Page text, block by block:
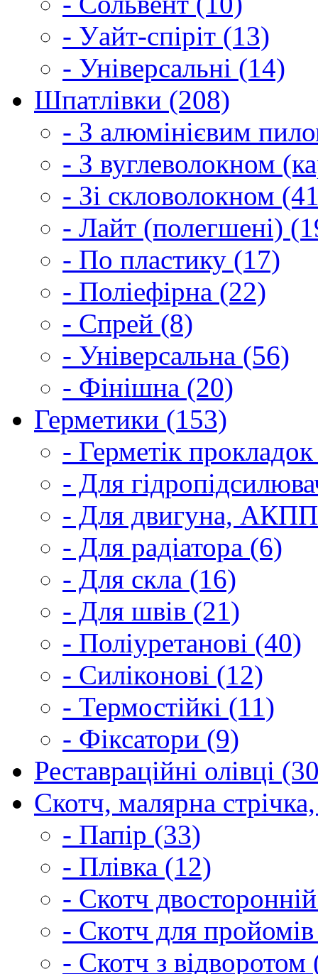
- Уайт-спіріт (13)
- Універсальні (14)
Шпатлівки (208)
- З алюмінієвим
- З вуглеволокном
- Зі скловолокном
- Лайт (полегшені)
- По пластику (17)
- Поліефірна (22)
- Спрей (8)
- Універсальна (56)
- Фінішна (20)
Герметики (153)
- Герметік
- Для
- Для двигуна,
- Для радіатора (6)
- Для скла (16)
- Для швів (21)
- Поліуретанові (40)
- Силіконові (12)
- Термостійкі (11)
- Фіксатори (9)
Реставраційні олівці
Скотч, малярна
- Папір (33)
- Плівка (12)
- Скотч
- Скотч для
- Скотч з відворотом